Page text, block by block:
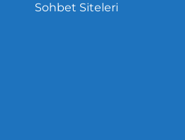
Sohbet Siteleri